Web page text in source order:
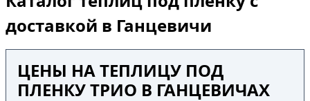
доставкой в Ганцевичи
ЦЕНЫ НА ТЕПЛИЦУ ПОД
ПЛЕНКУ ТРИО В ГАНЦЕВИЧАХ